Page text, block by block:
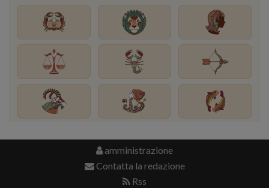
amministrazione
Contatta la redazione
Rss